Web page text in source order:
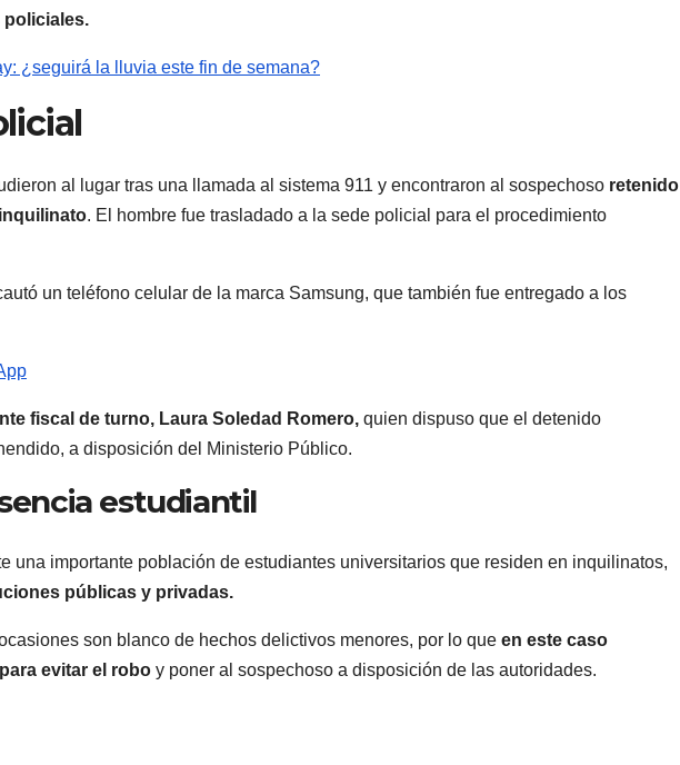
policiales.
¿seguirá la lluvia este fin de semana?
al lugar tras una llamada al sistema 911 y encontraron al sospechoso retenido
. El hombre fue trasladado a la sede policial para el procedimiento
un teléfono celular de la marca Samsung, que también fue entregado a los
fiscal de turno, Laura Soledad Romero, quien dispuso que el detenido
a disposición del Ministerio Público.
estudiantil
una importante población de estudiantes universitarios que residen en inquilinatos,
públicas y privadas.
son blanco de hechos delictivos menores, por lo que en este caso
evitar el robo y poner al sospechoso a disposición de las autoridades.